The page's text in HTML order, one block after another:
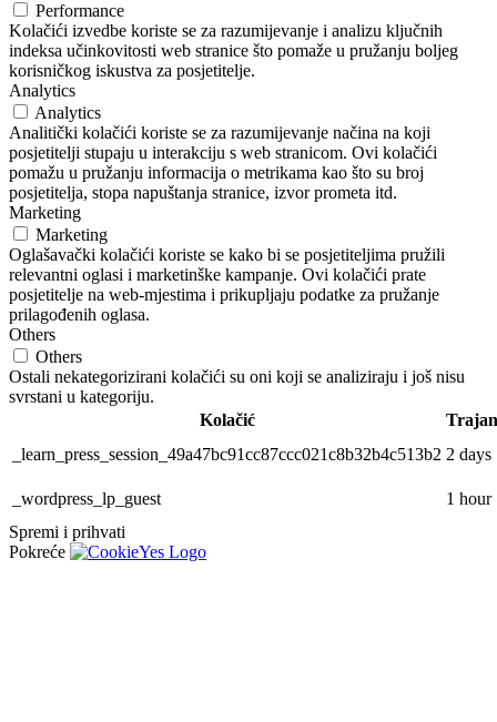
Performance
Kolačići izvedbe koriste se za razumijevanje i analizu ključnih
indeksa učinkovitosti web stranice što pomaže u pružanju boljeg
korisničkog iskustva za posjetitelje.
Analytics
Analytics
Analitički kolačići koriste se za razumijevanje načina na koji
posjetitelji stupaju u interakciju s web stranicom. Ovi kolačići
pomažu u pružanju informacija o metrikama kao što su broj
posjetitelja, stopa napuštanja stranice, izvor prometa itd.
Marketing
Marketing
Oglašavački kolačići koriste se kako bi se posjetiteljima pružili
relevantni oglasi i marketinške kampanje. Ovi kolačići prate
posjetitelje na web-mjestima i prikupljaju podatke za pružanje
prilagođenih oglasa.
Others
Others
Ostali nekategorizirani kolačići su oni koji se analiziraju i još nisu
svrstani u kategoriju.
Kolačić
_learn_press_session_49a47bc91cc87ccc021c8b32b4c513b2 2 days
_wordpress_lp_guest
1 hour
Spremi i prihvati
Pokreće